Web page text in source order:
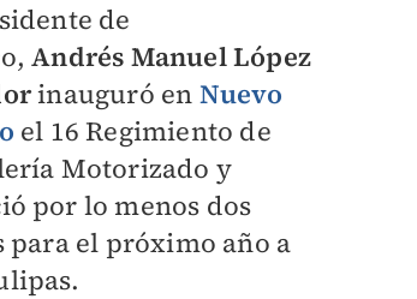
de
Andrés Manuel López
inauguró en Nuevo
el 16 Regimiento de
Motorizado y
por lo menos dos
para el próximo año a